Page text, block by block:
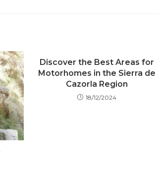
Discover the Best Areas for
Motorhomes in the Sierra de
Cazorla Region
18/12/2024